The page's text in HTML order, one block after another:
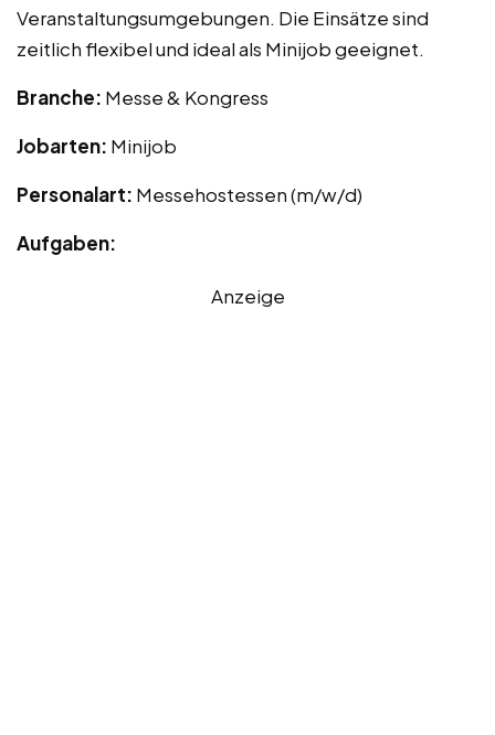
Veranstaltungsumgebungen. Die Einsätze sind
zeitlich flexibel und ideal als Minijob geeignet.
Branche: Messe & Kongress
Jobarten: Minijob
Personalart: Messehostessen (m/w/d)
Aufgaben:
Anzeige